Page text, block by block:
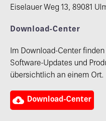
Eiselauer Weg 13, 89081
Download-Center
Im Download-Center
Software-Updates und
übersichtlich an einem Ort.
 Download-Center